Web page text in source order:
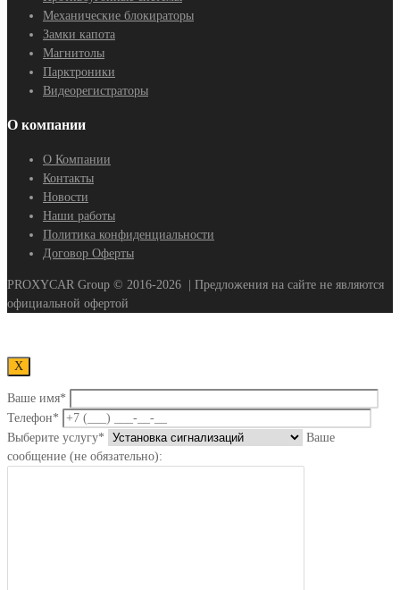
Механические блокираторы
Замки капота
Магнитолы
Парктроники
Видеорегистраторы
О компании
О Компании
Контакты
Новости
Наши работы
Политика конфиденциальности
Договор Оферты
PROXYCAR Group © 2016-2026
| Предложения на сайте не являются
официальной офертой
Х
Ваше имя*
Телефон*
Выберите услугу*
Ваше
сообщение (не обязательно):